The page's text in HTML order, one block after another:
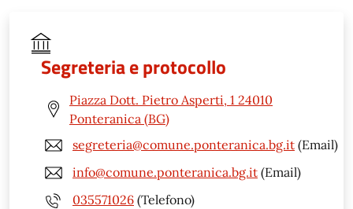
Segreteria e protocollo
Piazza Dott. Pietro Asperti, 1 24010
Ponteranica (BG)
segreteria@comune.ponteranica.bg.it (Email)
info@comune.ponteranica.bg.it (Email)
035571026 (Telefono)